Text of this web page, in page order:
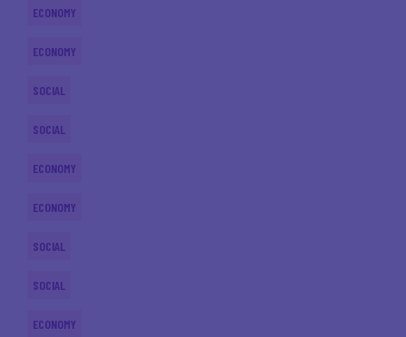
ECONOMY
ECONOMY
SOCIAL
SOCIAL
ECONOMY
ECONOMY
SOCIAL
SOCIAL
ECONOMY